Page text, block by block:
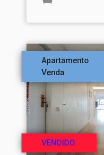
Apartamento
Venda
VENDIDO